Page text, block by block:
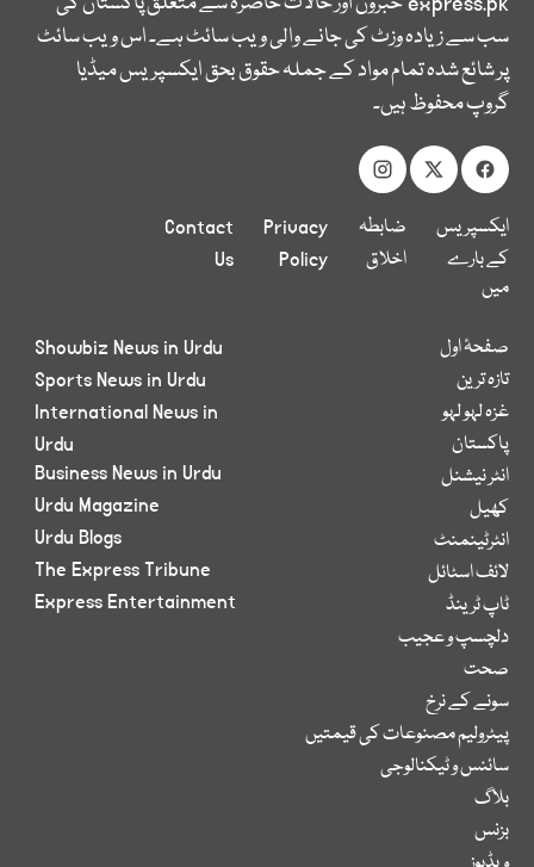
سب سے زیادہ وزٹ کی جانے والی ویب سائٹ ہے۔ اس ویب سائٹ
پر شائع شدہ تمام مواد کے جملہ حقوق بحق ایکسپریس میڈیا
گروپ محفوظ ہیں۔
ایکسپریس
کے بارے
میں
ضابطہ
اخلاق
Privacy
Policy
Contact
Us
صفحۂ اول
تازہ ترین
غزہ لہو لہو
پاکستان
انٹر نیشنل
کھیل
انٹرٹینمنٹ
لائف اسٹائل
ٹاپ ٹرینڈ
دلچسپ و عجیب
صحت
سونے کے نرخ
پیٹرولیم مصنوعات کی قیمتیں
سائنس و ٹیکنالوجی
بلاگ
بزنس
Showbiz News in Urdu
Sports News in Urdu
International News in
Urdu
Business News in Urdu
Urdu Magazine
Urdu Blogs
The Express Tribune
Express Entertainment